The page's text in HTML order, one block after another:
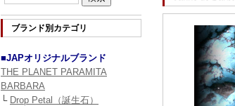
ブランド別カテゴリ
■JAPオリジナルブランド
THE PLANET PARAMITA
BARBARA
└ Drop Petal（誕生石）